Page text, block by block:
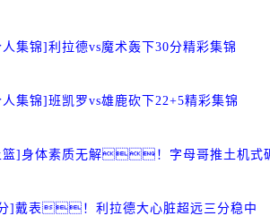
集锦]利拉德vs魔术轰下30分精彩集锦
集锦]班凯罗vs雄鹿砍下22+5精彩集锦
篮]身体素质无解！字母哥推土机式
]戴表！利拉德大心脏超远三分稳中